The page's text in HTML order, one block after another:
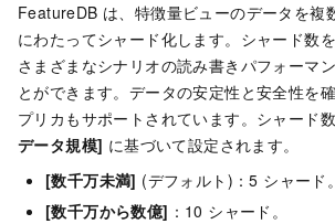
FeatureDB は、特徴量ビューのデータを複
にわたってシャード化します。シャード数を
さまざまなシナリオの読み書きパフォーマ
とができます。データの安定性と安全性を
プリカもサポートされています。シャード
データ規模] に基づいて設定されます。
[数千万未満] (デフォルト)：5 シャード。
[数千万から数億] ：10 シャード。